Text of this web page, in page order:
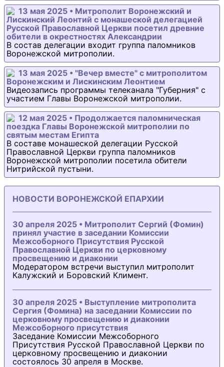
13 мая 2025 • Митрополит Воронежский и
Лискинский Леонтий с монашеской делегацией
Русской Православной Церкви посетил древние
обители в окрестностях Александрии
В состав делегации входит группа паломников
Воронежской митрополии.
13 мая 2025 • "Вечер вместе" с митрополитом
Воронежским и Лискинским Леонтием
Видеозапись программы телеканала "Губерния" с
участием Главы Воронежской митрополии.
12 мая 2025 • Продолжается паломническая
поездка Главы Воронежской митрополии по
святым местам Египта
В составе монашеской делегации Русской
Православной Церкви группа паломников
Воронежской митрополии посетила обители
Нитрийской пустыни.
НОВОСТИ ВОРОНЕЖСКОЙ ЕПАРХИИ
30 апреля 2025 • Митрополит Сергий (Фомин)
принял участие в заседании Комиссии
Межсоборного Присутствия Русской
Православной Церкви по церковному
просвещению и диаконии
Модератором встречи выступил митрополит
Калужский и Боровский Климент.
30 апреля 2025 • Выступление митрополита
Сергия (Фомина) на заседании Комиссии по
церковному просвещению и диаконии
Межсоборного присутствия
Заседание Комиссии Межсоборного
Присутствия Русской Православной Церкви по
церковному просвещению и диаконии
состоялось 30 апреля в Москве.